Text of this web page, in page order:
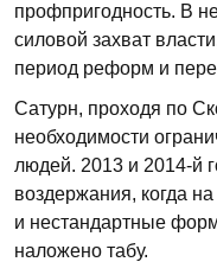
профпригодность. В
силовой захват
период реформ и
Сатурн, проходя по
необходимости
людей. 2013 и 2014-й
воздержания, когда
и нестандартные
наложено табу.